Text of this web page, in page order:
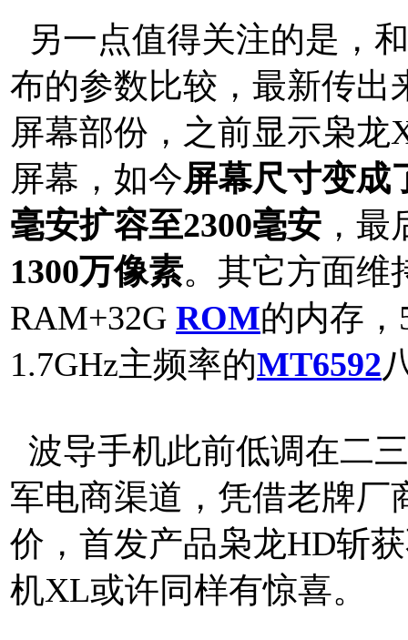
另一点值得关注的是，
布的参数比较，最新传出
屏幕部份，之前显示枭龙
屏幕，如今屏幕尺寸变成
毫安扩容至2300毫安 ，
1300万像素。其它方面维
RAM+32G ROM的内存
1.7GHz主频率的MT6592
波导手机此前低调在二
军电商渠道，凭借老牌厂
价，首发产品枭龙HD斩
机XL或许同样有惊喜。